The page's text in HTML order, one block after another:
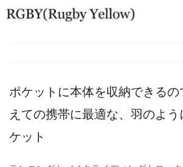
ポケットに本体を収納できる
えての携帯に最適な、羽のよう
ケット